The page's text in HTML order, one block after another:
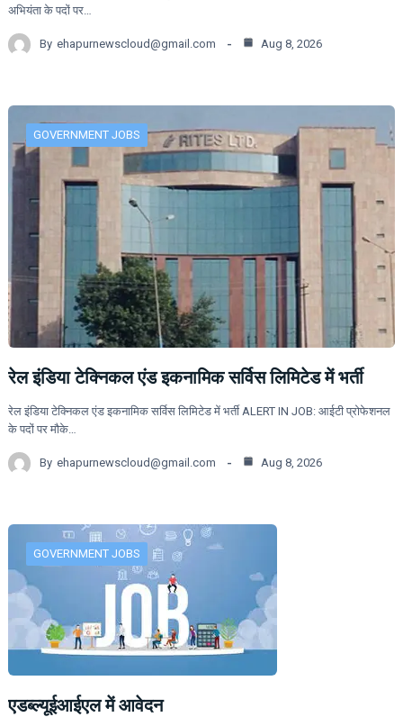
अभियंता के पदों पर…
By ehapurnewscloud@gmail.com Aug 8, 2026
GOVERNMENT JOBS
रेल इंडिया टेक्निकल एंड इकनामिक सर्विस लिमिटेड में भर्ती
रेल इंडिया टेक्निकल एंड इकनामिक सर्विस लिमिटेड में भर्ती ALERT IN JOB: आईटी प्रोफेशनल
के पदों पर मौके…
By ehapurnewscloud@gmail.com Aug 8, 2026
GOVERNMENT JOBS
एडब्ल्यूईआईएल में आवेदन